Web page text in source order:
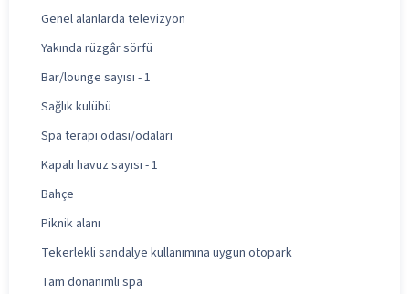
Genel alanlarda televizyon
Yakında rüzgâr sörfü
Bar/lounge sayısı - 1
Sağlık kulübü
Spa terapi odası/odaları
Kapalı havuz sayısı - 1
Bahçe
Piknik alanı
Tekerlekli sandalye kullanımına uygun otopark
Tam donanımlı spa